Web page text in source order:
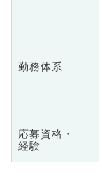
勤務体系
応募資格・
経験